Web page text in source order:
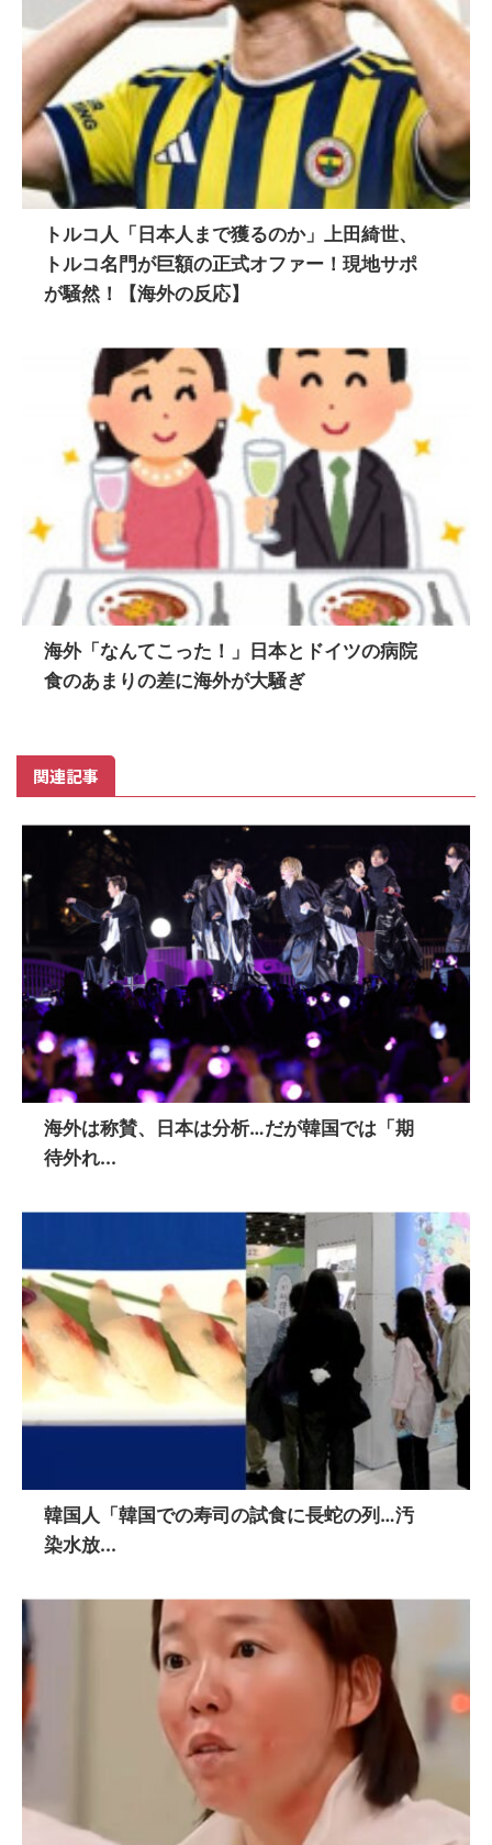
トルコ人「日本人まで獲るのか」上田綺世、
トルコ名門が巨額の正式オファー！現地サポ
が騒然！【海外の反応】
海外「なんてこった！」日本とドイツの病院
食のあまりの差に海外が大騒ぎ
関連記事
海外は称賛、日本は分析…だが韓国では「期
待外れ...
韓国人「韓国での寿司の試食に長蛇の列…汚
染水放...